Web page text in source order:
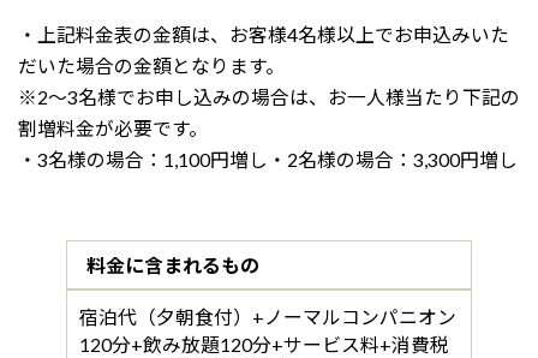
・上記料金表の金額は、お客様4名様以上でお申込みいた
だいた場合の金額となります。
※2～3名様でお申し込みの場合は、お一人様当たり下記の
割増料金が必要です。
・3名様の場合：1,100円増し・2名様の場合：3,300円増し
料金に含まれるもの
宿泊代（夕朝食付）+ノーマルコンパニオン
120分+飲み放題120分+サービス料+消費税